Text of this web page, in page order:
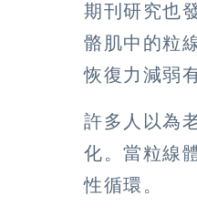
期刊研究也
骼肌中的粒
恢復力減弱
許多人以為
化。當粒線
性循環。